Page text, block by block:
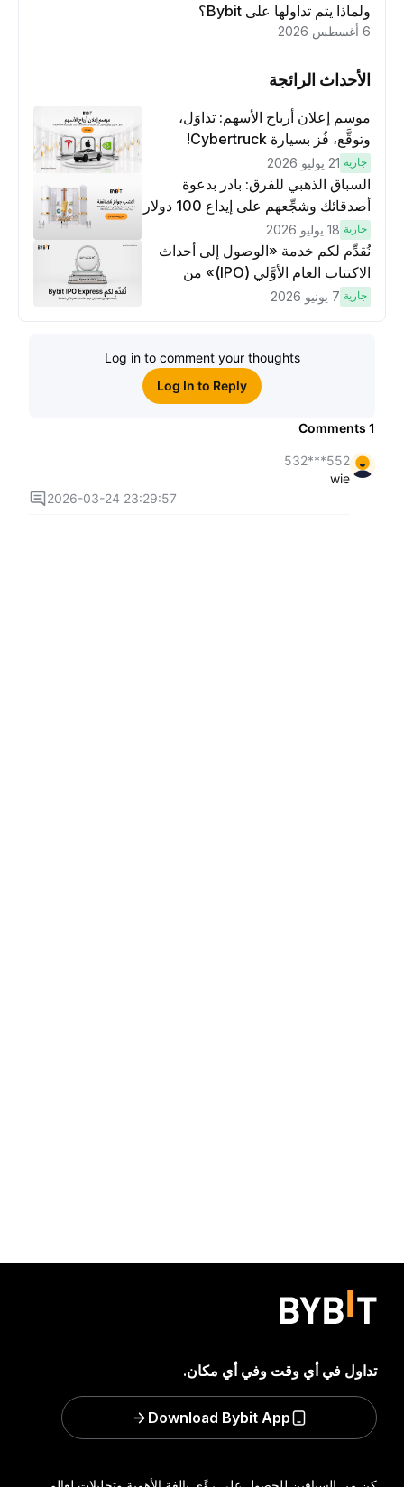
ولماذا يتم تداولها على Bybit؟
الأحداث الرائجة
موسم إعلان أرباح الأسهم: تداوَل،
وتوقَّع، فُز بسيارة Cybertruck!
جارية 21 يوليو 2026
السباق الذهبي للفرق: بادر بدعوة
أصدقائك وشجِّعهم على إيداع 100 دولار
لكسَب مكافآت مُضاعَفة
جارية 18 يوليو 2026
نُقدِّم لكم خدمة «الوصول إلى أحداث
الاكتتاب العام الأوَّلي (IPO)» من
Bybit، بوابتك للوصول المبكر إلى فرص
جارية 7 يونيو 2026
Log in to comment your thoughts
Log In to Reply
Comments
552***532
wie
2026-03-24 23:29:57
تداول في أي وقت وفي أي مكان.
Download Bybit App